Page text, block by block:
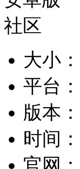
大小：
平台：
版本：
时间：